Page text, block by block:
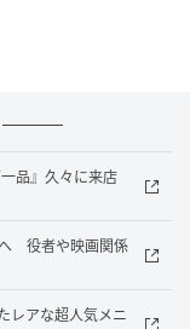
品』久々に来店
へ 役者や映画関係
レアな超人気メニ